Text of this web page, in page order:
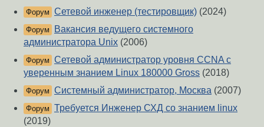
Форум Сетевой инженер (тестировщик) (2024)
Форум
Вакансия ведущего системного
администратора Unix (2006)
Форум Сетевой администратор уровня CCNA с
уверенным знанием Linux 180000 Gross (2018)
Форум Системный администратор, Москва (2007)
Форум Требуется Инженер СХД со знанием linux
(2019)